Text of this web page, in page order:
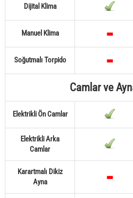
Dijital Klima
Manuel Klima
Soğutmalı Torpido
Camlar ve
Elektrikli Ön Camlar
Elektrikli Arka
Camlar
Karartmalı Dikiz
Ayna